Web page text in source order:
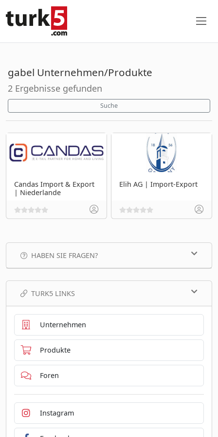
gabel Unternehmen/Produkte
2 Ergebnisse gefunden
Suche
Candas Import & Export
| Niederlande
Elih AG | Import-Export
HABEN SIE FRAGEN?
TURK5 LINKS
Unternehmen
Produkte
Foren
Instagram